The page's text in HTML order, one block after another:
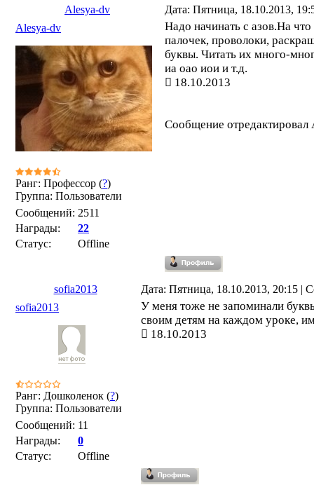
Alesya-dv
Дата: Пятница, 18.10.2013,
Alesya-dv
Ранг: Профессор (?)
Группа: Пользователи
Сообщений: 2511
Награды:
22
Статус:
Offline
Надо начинать с азов.На
палочек, проволоки,
буквы. Читать их много-
иа оао иои и т.д.
18.10.2013
Сообщение отредактировал
sofia2013
Дата: Пятница, 18.10.2013, 20:15 |
sofia2013
Ранг: Дошколенок (?)
Группа: Пользователи
Сообщений: 11
Награды:
0
Статус:
Offline
У меня тоже не запоминали
своим детям на каждом уроке,
18.10.2013